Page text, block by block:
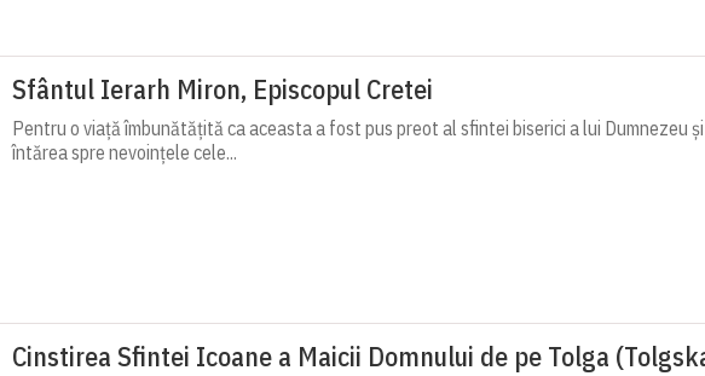
Sfântul Ierarh Miron, Episcopul Cretei
Pentru o viață îmbunătățită ca aceasta a fost pus preot al sfintei biserici a lui Dumnezeu
întărea spre nevoințele cele...
Cinstirea Sfintei Icoane a Maicii Domnului de pe Tolga